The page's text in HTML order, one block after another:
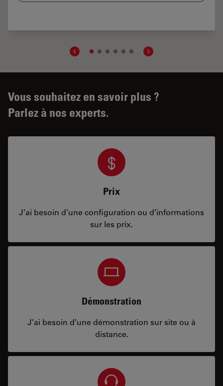
Vous souhaitez en savoir plus ?
Parlez à nos experts.
Prix
J’ai besoin d’une configuration ou d’informations
sur les prix.
Démonstration
J’ai besoin d’une démonstration sur site ou à
distance.